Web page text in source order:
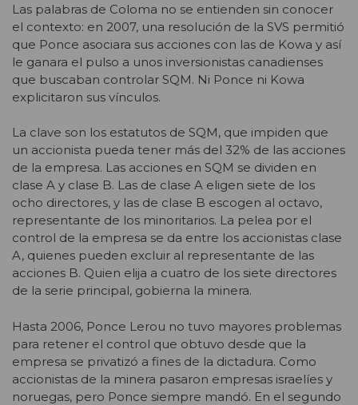
Las palabras de Coloma no se entienden sin conocer
el contexto: en 2007, una resolución de la SVS permitió
que Ponce asociara sus acciones con las de Kowa y así
le ganara el pulso a unos inversionistas canadienses
que buscaban controlar SQM. Ni Ponce ni Kowa
explicitaron sus vínculos.
La clave son los estatutos de SQM, que impiden que
un accionista pueda tener más del 32% de las acciones
de la empresa. Las acciones en SQM se dividen en
clase A y clase B. Las de clase A eligen siete de los
ocho directores, y las de clase B escogen al octavo,
representante de los minoritarios. La pelea por el
control de la empresa se da entre los accionistas clase
A, quienes pueden excluir al representante de las
acciones B. Quien elija a cuatro de los siete directores
de la serie principal, gobierna la minera.
Hasta 2006, Ponce Lerou no tuvo mayores problemas
para retener el control que obtuvo desde que la
empresa se privatizó a fines de la dictadura. Como
accionistas de la minera pasaron empresas israelíes y
noruegas, pero Ponce siempre mandó. En el segundo